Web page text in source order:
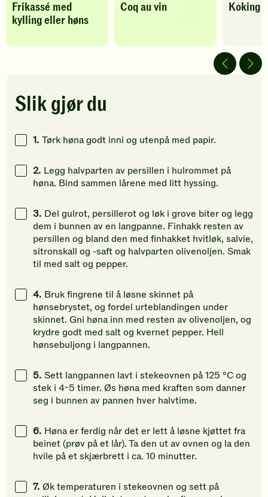
oppskriften
har
5
Klikk
for
gi
din
Frikassé med
kylling eller høns
oppskriften
5
din
Coq au vin
av
5
Koking
Slik gjør du
1. Tørk høna godt inni og utenpå med papir.
2. Legg halvparten av persillen i hulrommet på
høna. Bind sammen lårene med litt hyssing.
3. Del gulrot, persillerot og løk i grove biter og legg
dem i bunnen av en langpanne. Finhakk resten av
persillen og bland den med finhakket hvitløk, salvie,
sitronskall og -saft og halvparten olivenoljen. Smak
til med salt og pepper.
4. Bruk fingrene til å løsne skinnet på
hønsebrystet, og fordel urteblandingen under
skinnet. Gni høna inn med resten av olivenoljen, og
krydre godt med salt og kvernet pepper. Hell
hønsebuljong i langpannen.
5. Sett langpannen lavt i stekeovnen på 125 °C og
stek i 4-5 timer. Øs høna med kraften som danner
seg i bunnen av pannen hver halvtime.
6. Høna er ferdig når det er lett å løsne kjøttet fra
beinet (prøv på et lår). Ta den ut av ovnen og la den
hvile på et skjærbrett i ca. 10 minutter.
7. Øk temperaturen i stekeovnen og sett på